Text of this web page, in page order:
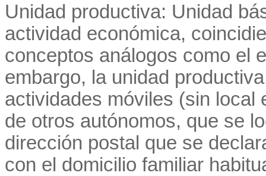
Unidad productiva: Unidad
actividad económica,
conceptos análogos como el
embargo, la unidad
actividades móviles (sin
de otros autónomos, que se
dirección postal que se
con el domicilio familiar